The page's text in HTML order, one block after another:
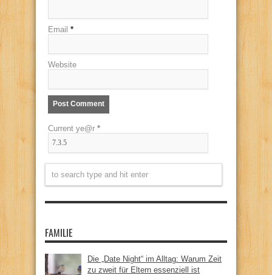
Email *
Website
Current ye@r *
FAMILIE
Die „Date Night“ im Alltag: Warum Zeit
zu zweit für Eltern essenziell ist